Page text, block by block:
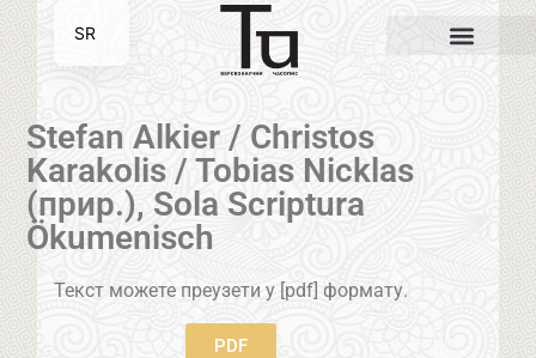
Stefan Alkier / Christos
Karakolis / Tobias Nicklas
(прир.), Sola Scriptura
Ökumenisch
Текст можете преузети у [pdf] формату.
PDF
SR
EN